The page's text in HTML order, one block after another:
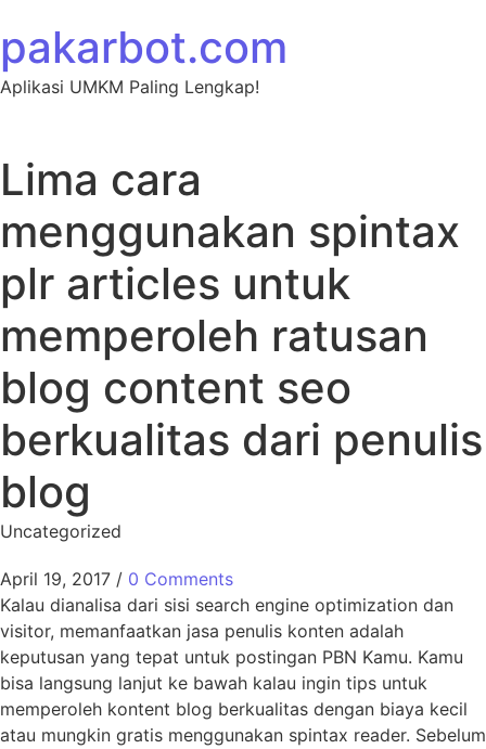
pakarbot.com
Aplikasi UMKM Paling Lengkap!
Lima cara
menggunakan spintax
plr articles untuk
memperoleh ratusan
blog content seo
berkualitas dari penulis
blog
Uncategorized
April 19, 2017 / 0 Comments
Kalau dianalisa dari sisi search engine optimization dan
visitor, memanfaatkan jasa penulis konten adalah
keputusan yang tepat untuk postingan PBN Kamu. Kamu
bisa langsung lanjut ke bawah kalau ingin tips untuk
memperoleh kontent blog berkualitas dengan biaya kecil
atau mungkin gratis menggunakan spintax reader. Sebelum